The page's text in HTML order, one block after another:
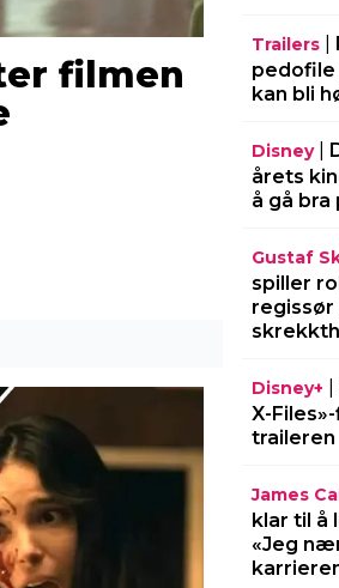
filmen
Trailers|
pedofile
kan bli
Disney|
årets
å gå
Gustaf
spiller
regissør
Disney+
X-
traileren
James
klar til å
«Jeg